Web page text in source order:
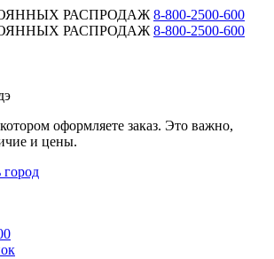
РАСПРОДАЖ 8-800-2500-600
РАСПРОДАЖ 8-800-2500-600
оформляете заказ. Это важно,
и цены.